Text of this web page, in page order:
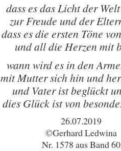
dass es das Licht der
zur Freude und der
dass es die ersten Töne
und all die Herzen mit
wann wird es in den
mit Mutter sich hin und
und Vater ist beglückt
dies Glück ist von
26.07.2019
©Gerhard Ledwina
Nr. 1578 aus Band 60